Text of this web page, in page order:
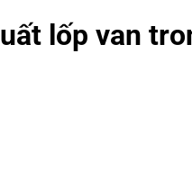
lốp van